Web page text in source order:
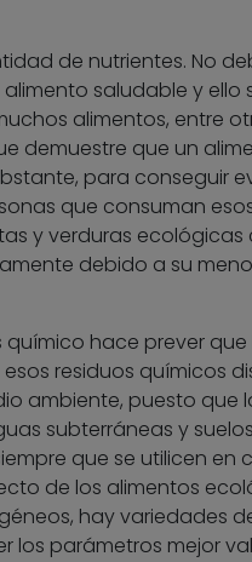
de nutrientes. No
saludable y ello
alimentos, entre
demuestre que un
para conseguir
que consuman
y verduras
debido a su
hace prever que
residuos químicos
ambiente, puesto que
subterráneas y
que se utilicen en
de los alimentos
hay variedades
los parámetros mejor